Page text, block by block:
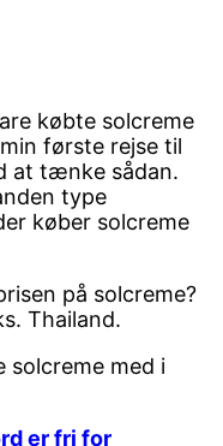
købte solcreme
første rejse til
at tænke sådan.
type
køber solcreme
på solcreme?
Thailand.
solcreme med i
er fri for